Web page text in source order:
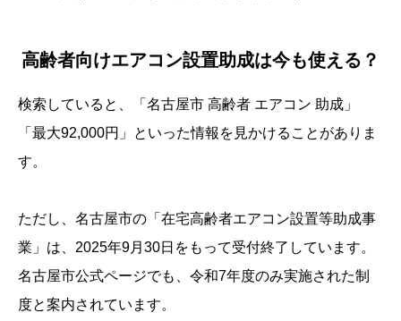
高齢者向けエアコン設置助成は今も使える？
検索していると、「名古屋市 高齢者 エアコン 助成」
「最大92,000円」といった情報を見かけることがありま
す。
ただし、名古屋市の「在宅高齢者エアコン設置等助成事
業」は、2025年9月30日をもって受付終了しています。
名古屋市公式ページでも、令和7年度のみ実施された制
度と案内されています。